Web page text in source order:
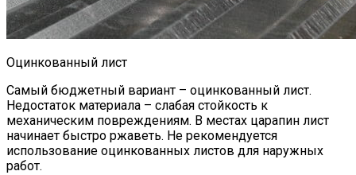
Оцинкованный лист
Самый бюджетный вариант – оцинкованный лист.
Недостаток материала – слабая стойкость к
механическим повреждениям. В местах царапин лист
начинает быстро ржаветь. Не рекомендуется
использование оцинкованных листов для наружных
работ.